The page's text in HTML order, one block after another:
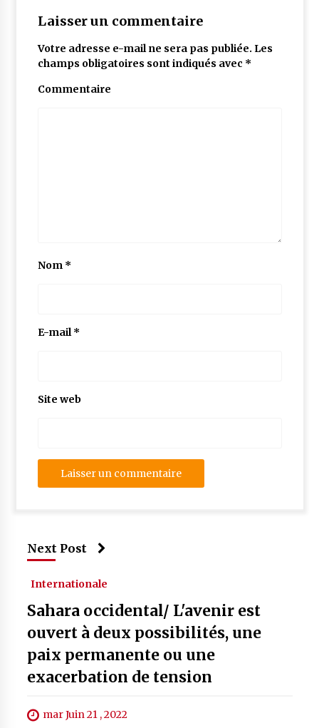
Laisser un commentaire
Votre adresse e-mail ne sera pas publiée. Les
champs obligatoires sont indiqués avec *
Commentaire
Nom *
E-mail*
Site web
Next Post
Internationale
Sahara occidental/ L'avenir est
ouvert à deux possibilités, une
paix permanente ou une
exacerbation de tension
mar Juin 21 , 2022